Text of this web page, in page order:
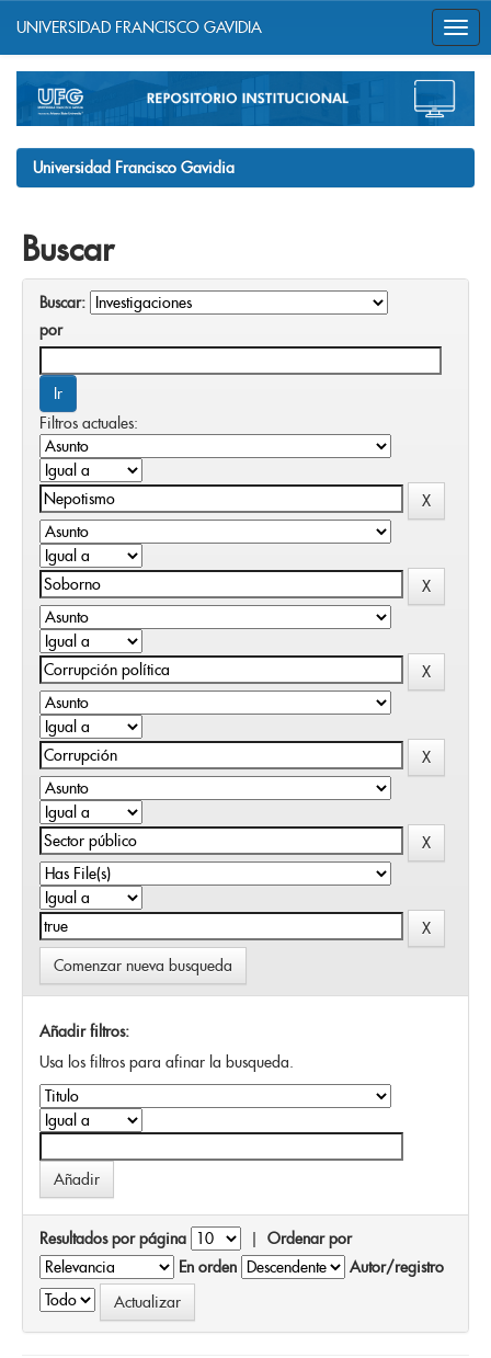
navigation
UNIVERSIDAD FRANCISCO GAVIDIA
Universidad Francisco Gavidia
Buscar
Buscar:
por
Filtros actuales:
Comenzar nueva busqueda
Añadir filtros:
Usa los filtros para afinar la busqueda.
Resultados por página | Ordenar por
En orden
Autor/registro